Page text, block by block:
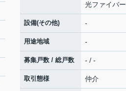
光ファイバー
設備(その他) -
用途地域 -
募集戸数 / 総戸数 - / -
取引態様 仲介